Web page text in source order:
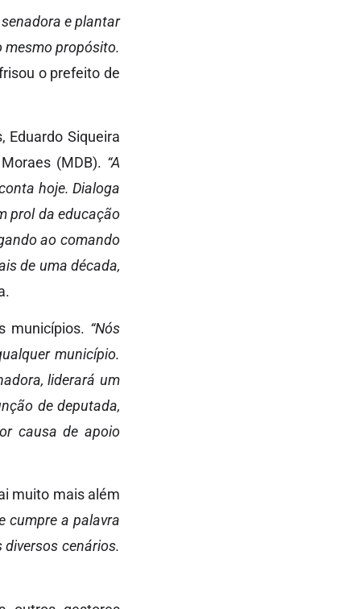
e plantar
mesmo propósito.
o prefeito de
Eduardo Siqueira
(MDB). “A
hoje. Dialoga
prol da educação
ao comando
de uma década,
municípios. “Nós
município.
liderará um
de deputada,
causa de apoio
muito mais além
cumpre a palavra
cenários.